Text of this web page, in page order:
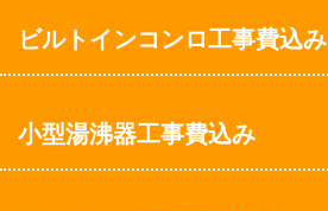
ビルトインコンロ工事費込み
小型湯沸器工事費込み